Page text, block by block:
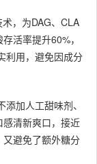
，为DAG、CLA
活率提升60%，
利用，避免因成分
加人工甜味剂、
感清新爽口，接近
又避免了额外糖分